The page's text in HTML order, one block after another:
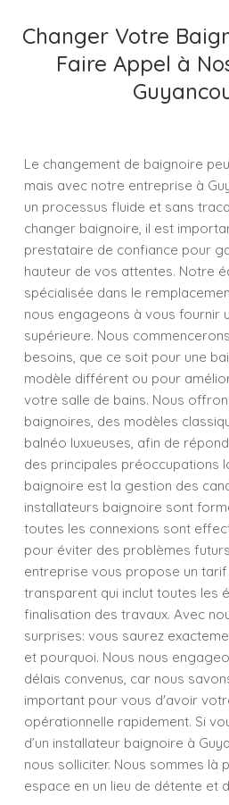
Changer Votre
Faire Appel à
Le changement de baignoire
mais avec notre entreprise à
un processus fluide et sans
changer baignoire, il est
prestataire de confiance pour
hauteur de vos attentes. Notre
spécialisée dans le
nous engageons à vous fournir
supérieure. Nous
besoins, que ce soit pour une
modèle différent ou pour
votre salle de bains. Nous
baignoires, des modèles
balnéo luxueuses, afin de
des principales préoccupations
baignoire est la gestion des
installateurs baignoire sont
toutes les connexions sont
pour éviter des problèmes
entreprise vous propose un
transparent qui inclut toutes les
finalisation des travaux. Avec
surprises: vous saurez
et pourquoi. Nous nous
délais convenus, car nous
important pour vous d'avoir
opérationnelle rapidement. Si
d’un installateur baignoire à
nous solliciter. Nous sommes
espace en un lieu de détente et